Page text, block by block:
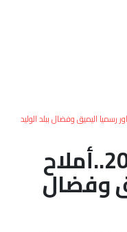
بعقد يمتد حتى 2027..أملاح
وفضال